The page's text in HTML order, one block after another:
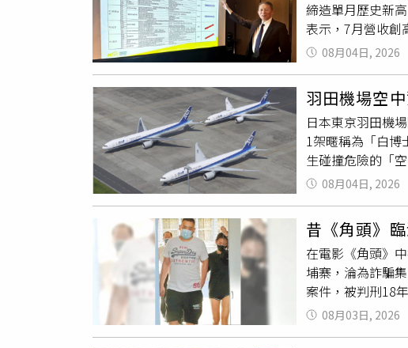
並搭配檢疫犬組
島。防檢署並持
件查緝，落實岸
人工查驗及檢疫
往臺灣本島及其
海漂豬隻或其他
及其製品入境；
守護我國養豬產
締造單月歷史新
表示，7月營收創
件持續擴大，展
朝AI、高速運算
服務在研
測技術，並提供
技術服務能力。
旬正式啟用，進
聚焦高階製程材
呈倍數成長，隨
關布局，目前已
售、量產產線設
基。
08月04日, 2026
羽田機場空
日本東京羽田機
1架暱稱為「白博
生碰撞危險的「
據《朝日新聞》
共有197名機組
並發出警報，機
落，機上所有機
行路徑橫越了全
發生的詳細經過
各項設施，包括
維持正常功能，
08月04日, 2026
昔《角頭》
在電影《角頭》
埔寨，淪為詐騙
案件，被判刑18
官依法向法院聲
查指出，李振豪
08月03日, 2026